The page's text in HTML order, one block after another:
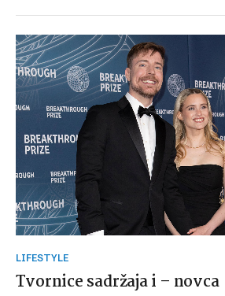
LIFESTYLE
Tvornice sadržaja i – novca